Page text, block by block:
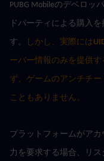
PUBG Mobileのデベロッ
ドパーティによる購入
す。 しかし、実際には
ーバー情報のみを提供
ず、ゲームのアンチチ
こともありません。
プラットフォームがア
力を要求する場合、リ